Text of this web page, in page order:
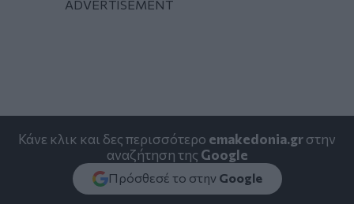
Κάνε κλικ και δες περισσότερο emakedonia.grστην
αναζήτηση της Google
Πρόσθεσέ το στην Google